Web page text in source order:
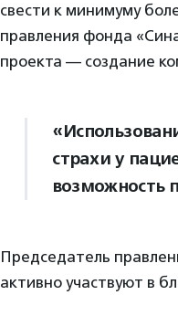
свести к минимуму
правления фонда
проекта — создание
страхи у
возможность
Председатель
активно участвуют в